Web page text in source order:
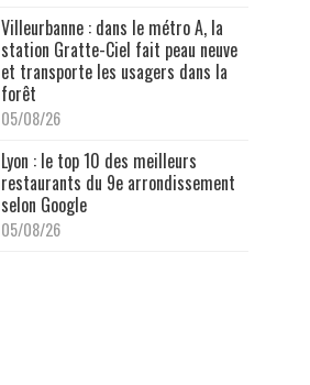
Villeurbanne : dans le métro A, la
station Gratte-Ciel fait peau neuve
et transporte les usagers dans la
forêt
05/08/26
Lyon : le top 10 des meilleurs
restaurants du 9e arrondissement
selon Google
05/08/26